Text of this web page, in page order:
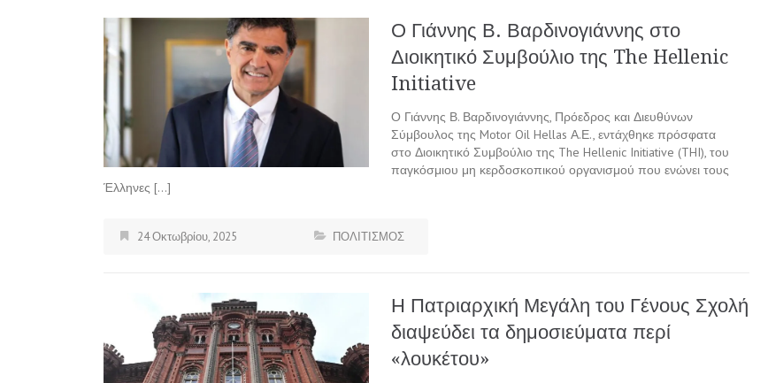
Ο Γιάννης Β. Βαρδινογιάννης στο
Διοικητικό Συμβούλιο της The Hellenic
Initiative
Ο Γιάννης Β. Βαρδινογιάννης, Πρόεδρος και Διευθύνων
Σύμβουλος της Motor Oil Hellas Α.Ε., εντάχθηκε πρόσφατα
στο Διοικητικό Συμβούλιο της The Hellenic Initiative (THI), του
παγκόσμιου μη κερδοσκοπικού οργανισμού που ενώνει τους
Έλληνες […]
24 Οκτωβρίου, 2025 ΠΟΛΙΤΙΣΜΟΣ
Η Πατριαρχική Μεγάλη του Γένους Σχολή
διαψεύδει τα δημοσιεύματα περί
«λουκέτου»